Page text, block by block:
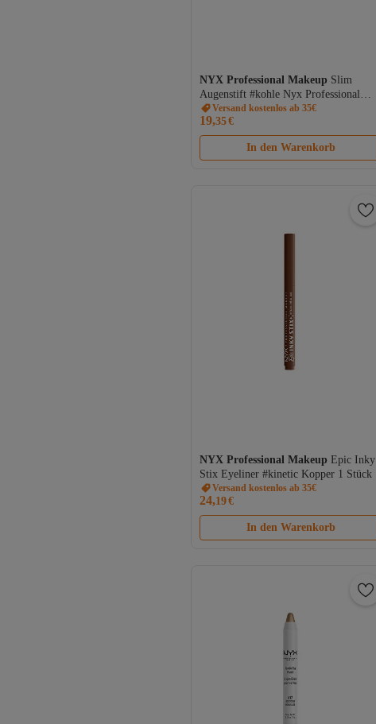
NYX Professional Makeup Slim
Augenstift #kohle Nyx Professional
Make Up 1,2 gr
Versand kostenlos ab 35€
19,35€
In den Warenkorb
NYX Professional Makeup Epic Inky
Stix Eyeliner #kinetic Kopper 1 Stück
Versand kostenlos ab 35€
24,19€
In den Warenkorb